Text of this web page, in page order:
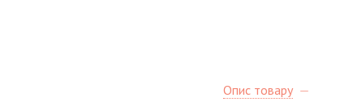
Опис товару